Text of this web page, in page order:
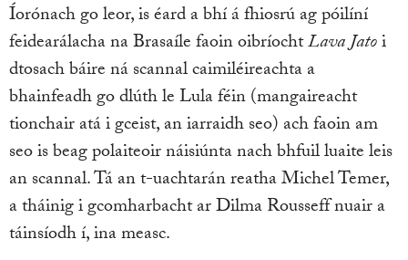
Íorónach go leor, is éard a bhí á fhiosrú ag póilíní
feidearálacha na Brasaíle faoin oibríochtLava Jatoi
dtosach báire ná scannal caimiléireachta a
bhainfeadh go dlúth le Lula féin (mangaireacht
tionchair atá i gceist, an iarraidh seo) ach faoin am
seo is beag polaiteoir náisiúnta nach bhfuil luaite leis
an scannal. Tá an t-uachtarán reatha Michel Temer,
a tháinig i gcomharbacht ar Dilma Rousseff nuair a
táinsíodh í, ina measc.